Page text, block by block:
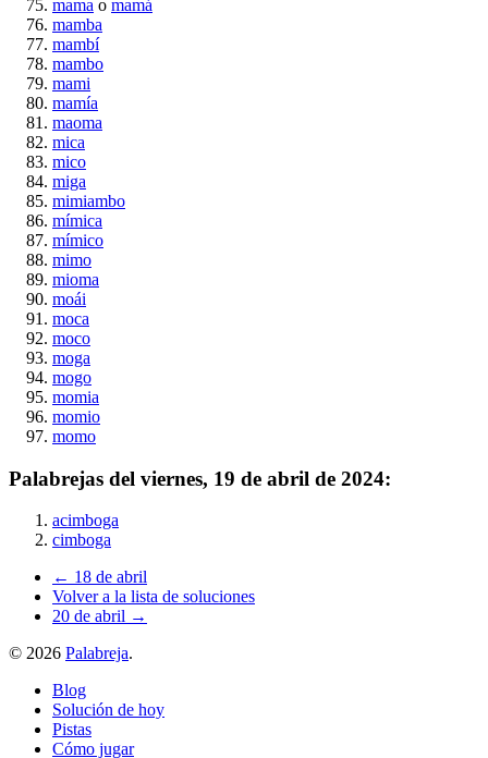
mama o mamá
mamba
mambí
mambo
mami
mamía
maoma
mica
mico
miga
mimiambo
mímica
mímico
mimo
mioma
moái
moca
moco
moga
mogo
momia
momio
momo
Palabrejas del viernes, 19 de abril de 2024:
acimboga
cimboga
← 18 de abril
Volver a la lista de soluciones
20 de abril →
© 2026 Palabreja.
Blog
Solución de hoy
Pistas
Cómo jugar